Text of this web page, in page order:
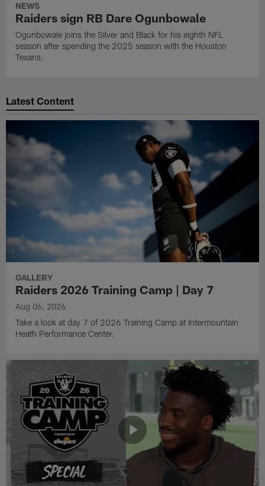
NEWS
Raiders sign RB Dare Ogunbowale
Ogunbowale joins the Silver and Black for his eighth NFL
season after spending the 2025 season with the Houston
Texans.
Latest Content
GALLERY
Raiders 2026 Training Camp | Day 7
Aug 06, 2026
Take a look at day 7 of 2026 Training Camp at Intermountain
Heath Performance Center.